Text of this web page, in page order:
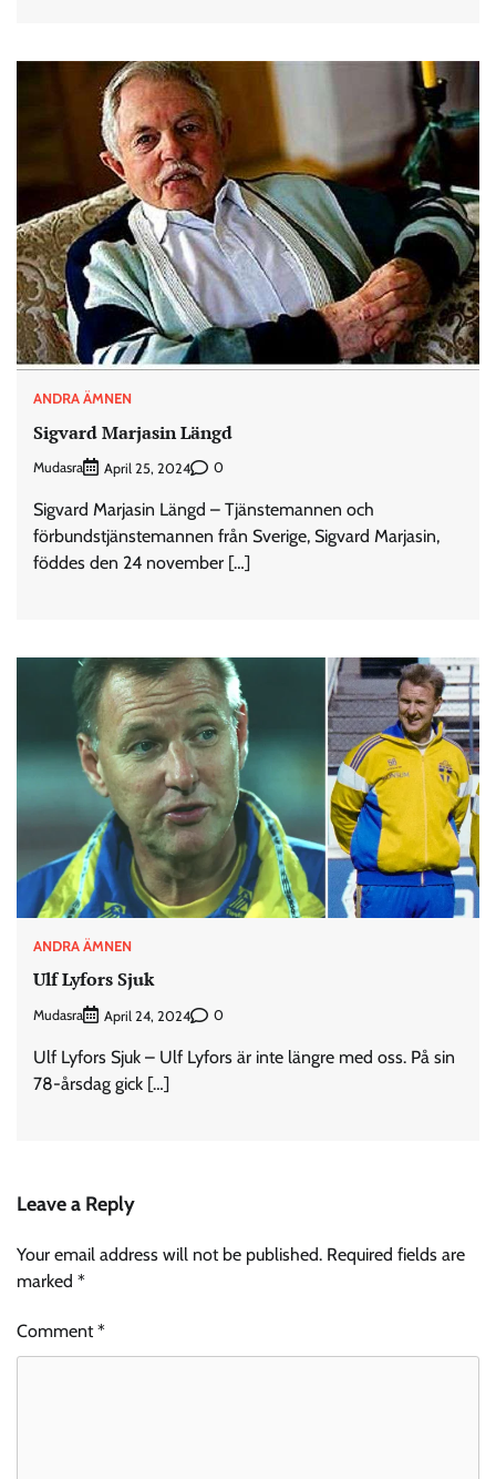
ANDRA ÄMNEN
Sigvard Marjasin Längd
Mudasra April 25, 2024 0
Sigvard Marjasin Längd – Tjänstemannen och
förbundstjänstemannen från Sverige, Sigvard Marjasin,
föddes den 24 november […]
ANDRA ÄMNEN
Ulf Lyfors Sjuk
Mudasra April 24, 2024 0
Ulf Lyfors Sjuk – Ulf Lyfors är inte längre med oss. På sin
78-årsdag gick […]
Leave a Reply
Your email address will not be published. Required fields are
marked *
Comment*